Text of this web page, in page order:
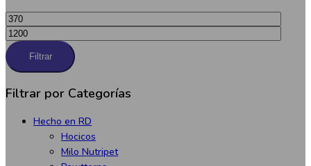
Precio
mínimo
Precio
máximo
Filtrar
Filtrar por Categorías
Hecho en RD
Hocicos
Milo Nutripet